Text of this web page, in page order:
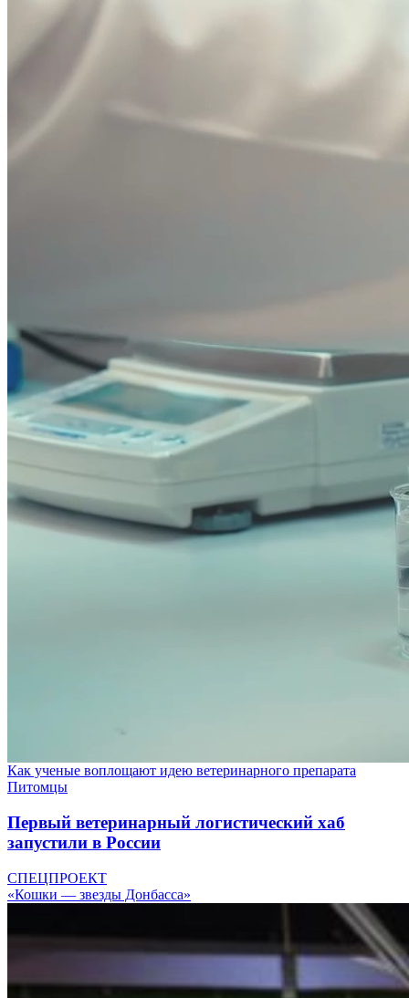
Как ученые воплощают идею ветеринарного препарата
Питомцы
Первый ветеринарный логистический хаб
запустили в России
СПЕЦПРОЕКТ
«Кошки — звезды Донбасса»